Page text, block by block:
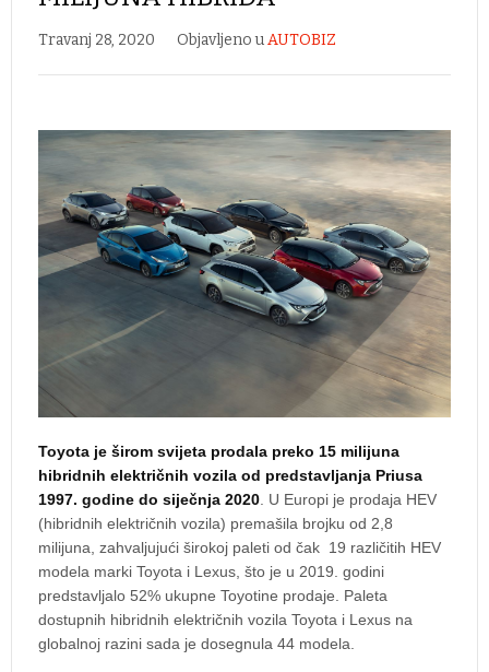
Travanj 28, 2020 Objavljeno uAUTOBIZ
Toyota je širom svijeta prodala preko 15 milijuna
hibridnih električnih vozila od predstavljanja Priusa
1997. godine do siječnja 2020 . U Europi je prodaja HEV
(hibridnih električnih vozila) premašila brojku od 2,8
milijuna, zahvaljujući širokoj paleti od čak 19 različitih HEV
modela marki Toyota i Lexus, što je u 2019. godini
predstavljalo 52% ukupne Toyotine prodaje. Paleta
dostupnih hibridnih električnih vozila Toyota i Lexus na
globalnoj razini sada je dosegnula 44 modela.